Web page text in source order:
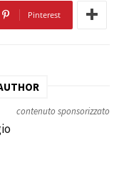
Pinterest
contenuto sponsorizzato